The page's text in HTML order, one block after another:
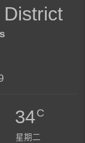
34C
星期二